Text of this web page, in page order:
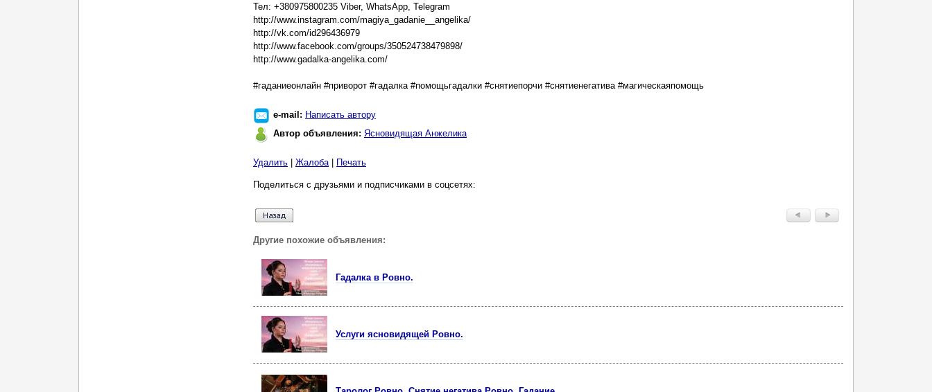
Тел: +380975800235 Viber, WhatsApp, Telegram
http://www.instagram.com/magiya_gadanie__angelika/
http://vk.com/id296436979
http://www.facebook.com/groups/350524738479898/
http://www.gadalka-angelika.com/
#гаданиеонлайн #приворот #гадалка #помощьгадалки #снятиепорчи #снятиенегатива #магическаяпомощь
e-mail: Написать автору
Автор объявления: Ясновидящая Анжелика
Удалить Жалоба| Печать
Поделиться с друзьями и подписчиками в соцсетях:
Другие похожие объявления:
Гадалка в Ровно.
Услуги ясновидящей Ровно.